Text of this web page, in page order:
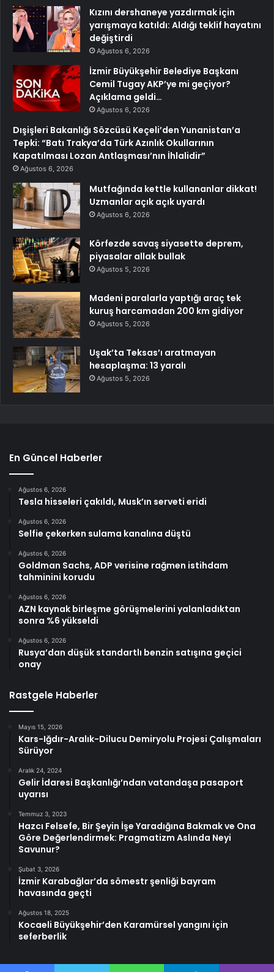
Kızını dershaneye yazdırmak için
yarışmaya katıldı: Aldığı teklif hayatını
değiştirdi
Ağustos 6, 2026
İzmir Büyükşehir Belediye Başkanı
Cemil Tugay AKP’ye mi geçiyor?
Açıklama geldi…
Ağustos 6, 2026
Dışişleri Bakanlığı Sözcüsü Keçeli’den Yunanistan’a
Tepki: “Batı Trakya’da Türk Azınlık Okullarının
Kapatılması Lozan Antlaşması’nın İhlalidir”
Ağustos 6, 2026
Mutfağında kettle kullananlar dikkat!
Uzmanlar açık açık uyardı
Ağustos 6, 2026
Körfezde savaş siyasette deprem,
piyasalar allak bullak
Ağustos 5, 2026
Madeni paralarla yaptığı araç tek
kuruş harcamadan 200 km gidiyor
Ağustos 5, 2026
Uşak’ta Teksas’ı aratmayan
hesaplaşma: 13 yaralı
Ağustos 5, 2026
En Güncel Haberler
Ağustos 6, 2026
Tesla hisseleri çakıldı, Musk’ın serveti eridi
Ağustos 6, 2026
Selfie çekerken sulama kanalına düştü
Ağustos 6, 2026
Goldman Sachs, ADP verisine rağmen istihdam
tahminini korudu
Ağustos 6, 2026
AZN kaynak birleşme görüşmelerini yalanladıktan
sonra %6 yükseldi
Ağustos 6, 2026
Rusya’dan düşük standartlı benzin satışına geçici
onay
Rastgele Haberler
Mayıs 15, 2026
Kars-Iğdır-Aralık-Dilucu Demiryolu Projesi Çalışmaları
Sürüyor
Aralık 24, 2024
Gelir İdaresi Başkanlığı’ndan vatandaşa pasaport
uyarısı
Temmuz 3, 2023
Hazcı Felsefe, Bir Şeyin İşe Yaradığına Bakmak ve Ona
Göre Değerlendirmek: Pragmatizm Aslında Neyi
Savunur?
Şubat 3, 2026
İzmir Karabağlar’da sömestr şenliği bayram
havasında geçti
Ağustos 18, 2025
Kocaeli Büyükşehir’den Karamürsel yangını için
seferberlik